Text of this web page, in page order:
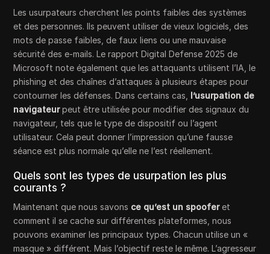
Les usurpateurs cherchent les points faibles des systèmes
et des personnes. Ils peuvent utiliser de vieux logiciels, des
mots de passe faibles, de faux liens ou une mauvaise
sécurité des e-mails. Le rapport Digital Defense 2025 de
Microsoft note également que les attaquants utilisent l’IA, le
phishing et des chaînes d’attaques à plusieurs étapes pour
contourner les défenses. Dans certains cas, l’usurpation de
navigateurpeut être utilisée pour modifier des signaux du
navigateur, tels que le type de dispositif ou l’agent
utilisateur. Cela peut donner l’impression qu’une fausse
séance est plus normale qu’elle ne l’est réellement.
Quels sont les types de usurpation les plus
courants ?
Maintenant que nous savons ce qu’est un spooferet
comment il se cache sur différentes plateformes, nous
pouvons examiner les principaux types. Chacun utilise un «
masque » différent. Mais l’objectif reste le même. L’agresseur